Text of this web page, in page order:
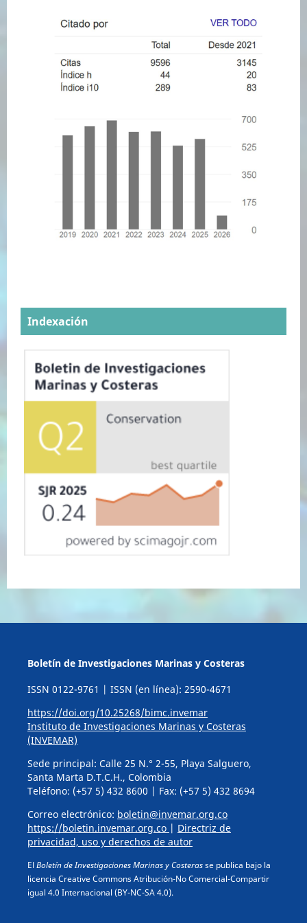
Indexación
Boletín de Investigaciones Marinas y Costeras
ISSN 0122-9761 | ISSN (en línea): 2590-4671
https://doi.org/10.25268/bimc.invemar
Instituto de Investigaciones Marinas y Costeras
(INVEMAR)
Sede principal: Calle 25 N.° 2-55, Playa Salguero,
Santa Marta D.T.C.H., Colombia
Teléfono: (+57 5) 432 8600 | Fax: (+57 5) 432 8694
Correo electrónico: boletin@invemar.org.co
https://boletin.invemar.org.co | Directriz de
privacidad, uso y derechos de autor
El Boletín de Investigaciones Marinas y Costerasse publica bajo la
licencia Creative Commons Atribución-No Comercial-Compartir
igual 4.0 Internacional (BY-NC-SA 4.0).